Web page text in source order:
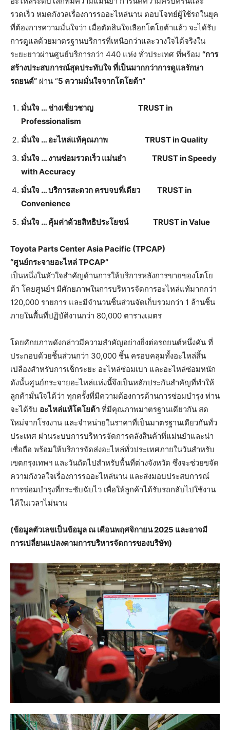
รวดเร็ว หมดกังวลเรื่องการรออะไหล่นาน ตอบโจทย์ผู้ใช้รถในยุค
ที่ต้องการความมั่นใจว่า เมื่อตัดสินใจเลือกโตโยต้าแล้ว จะได้รับ
การดูแลด้วยมาตรฐานบริการที่เหนือกว่าและวางใจได้จริงใน
ระยะยาวผ่านศูนย์บริการกว่า 440 แห่ง ทั่วประเทศ ที่พร้อม “การ
สร้างประสบการณ์สุดประทับใจ ที่เป็นมากกว่าการดูแลรักษา
รถยนต์” ผ่าน “5 ความมั่นใจจากโตโยต้า”
มั่นใจ … ช่างเชี่ยวชาญ TRUST in
Professionalism
มั่นใจ … อะไหล่แท้คุณภาพ TRUST in Quality
มั่นใจ … งานซ่อมรวดเร็ว แม่นยำ TRUST in Speedy
with Accuracy
มั่นใจ … บริการสะดวก ครบจบที่เดียว TRUST in
Convenience
มั่นใจ … คุ้มค่าด้วยสิทธิประโยชน์ TRUST in Value
Toyota Parts Center Asia Pacific (TPCAP)
“ศูนย์กระจายอะไหล่ TPCAP”
เป็นหนึ่งในหัวใจสำคัญด้านการให้บริการหลังการขายของโตโย
ต้า โดยศูนย์ฯ มีศักยภาพในการบริหารจัดการอะไหล่แท้มากกว่า
120,000 รายการ และมีจำนวนชิ้นส่วนจัดเก็บรวมกว่า 1 ล้านชิ้น
ภายในพื้นที่ปฏิบัติงานกว่า 80,000 ตารางเมตร
โดยศักยภาพดังกล่าวมีความสำคัญอย่างยิ่งต่อรถยนต์หนึ่งคัน ที่
ประกอบด้วยชิ้นส่วนกว่า 30,000 ชิ้น ครอบคลุมทั้งอะไหล่สิ้น
เปลืองสำหรับการเช็กระยะ อะไหล่ซ่อมเบา และอะไหล่ซ่อมหนัก
ดังนั้นศูนย์กระจายอะไหล่แห่งนี้จึงเป็นหลักประกันสำคัญที่ทำให้
ลูกค้ามั่นใจได้ว่า ทุกครั้งที่มีความต้องการด้านการซ่อมบำรุง ท่าน
จะได้รับ อะไหล่แท้โตโยต้า ที่มีคุณภาพมาตรฐานเดียวกัน สด
ใหม่จากโรงงาน และจำหน่ายในราคาที่เป็นมาตรฐานเดียวกันทั่ว
ประเทศ ผ่านระบบการบริหารจัดการคลังสินค้าที่แม่นยำและน่า
เชื่อถือ พร้อมให้บริการจัดส่งอะไหล่ทั่วประเทศภายในวันสำหรับ
เขตกรุงเทพฯ และวันถัดไปสำหรับพื้นที่ต่างจังหวัด ซึ่งจะช่วยขจัด
ความกังวลใจเรื่องการรออะไหล่นาน และส่งมอบประสบการณ์
การซ่อมบำรุงที่กระชับฉับไว เพื่อให้ลูกค้าได้รับรถกลับไปใช้งาน
ได้ในเวลาไม่นาน
(ข้อมูลตัวเลขเป็นข้อมูล ณ เดือนพฤศจิกายน2025 และอาจมี
การเปลี่ยนแปลงตามการบริหารจัดการของบริษัท)